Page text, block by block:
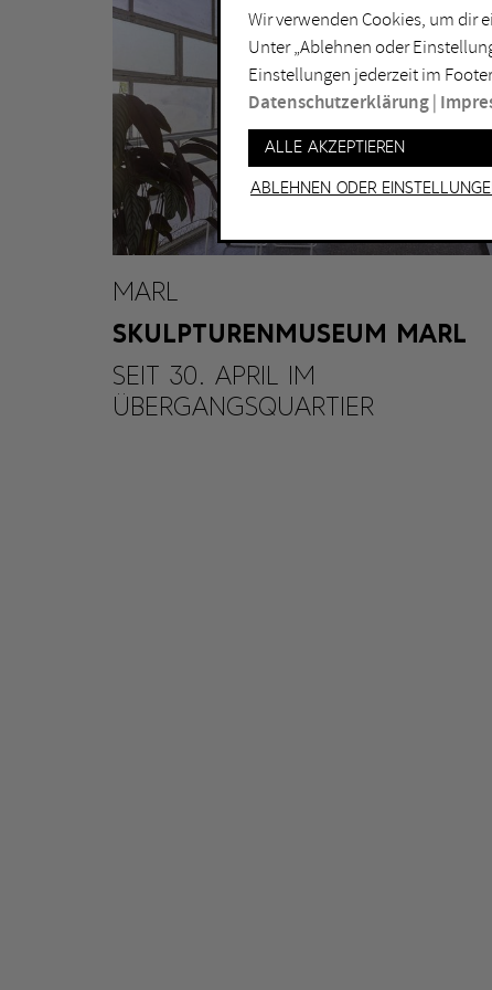
Lichtkunst
Performance
Skulptur
MARL
SKULPTURENMUSEUM MARL
SEIT 30. APRIL IM
ÜBERGANGSQUARTIER
Wir verwenden Cookies, um dir
Unter „Ablehnen oder
Einstellungen jederzeit im
Datenschutzerklärung|
Alle akzeptieren
Ablehnen oder